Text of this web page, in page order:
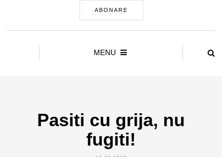
ABONARE
MENU
Pasiti cu grija, nu
fugiti!